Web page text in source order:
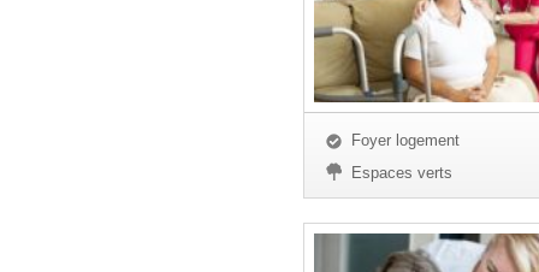
Foyer logement
Espaces verts